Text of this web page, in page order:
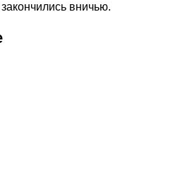
вничью.